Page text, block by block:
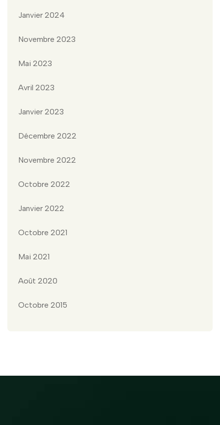
Janvier 2024
Novembre 2023
Mai 2023
Avril 2023
Janvier 2023
Décembre 2022
Novembre 2022
Octobre 2022
Janvier 2022
Octobre 2021
Mai 2021
Août 2020
Octobre 2015